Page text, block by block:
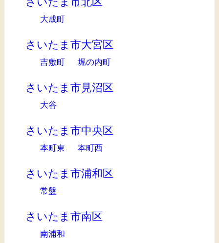
大成町
さいたま市大宮区
吉敷町 堀の内町
さいたま市見沼区
大谷
さいたま市中央区
本町東 本町西
さいたま市浦和区
常盤
さいたま市南区
南浦和